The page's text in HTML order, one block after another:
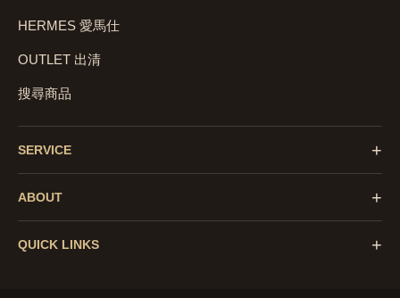
HERMES 愛馬仕
OUTLET 出清
搜尋商品
SERVICE +
ABOUT +
QUICK LINKS +